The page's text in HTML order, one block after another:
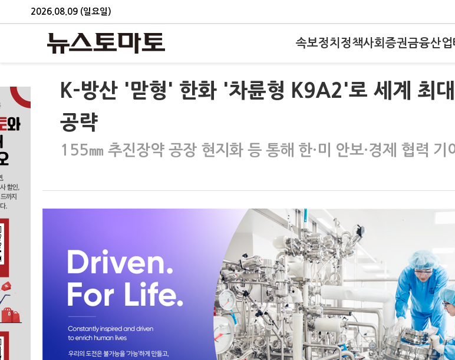
2026.08.09 (일요일)
속보정치 정책사회 증권금융산업
K-방산 '맏형' 한화 '차륜형 K9A2'로 세계 최
공략
155㎜ 추진장약 공장 현지화 등 통해 한·미 안보·경제 협력 기